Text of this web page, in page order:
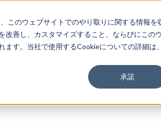
このウェブサイトでのやり取りに関する情報を
善し、カスタマイズすること、ならびにこのウ
す。当社で使用するCookieについての詳細は、
承諾